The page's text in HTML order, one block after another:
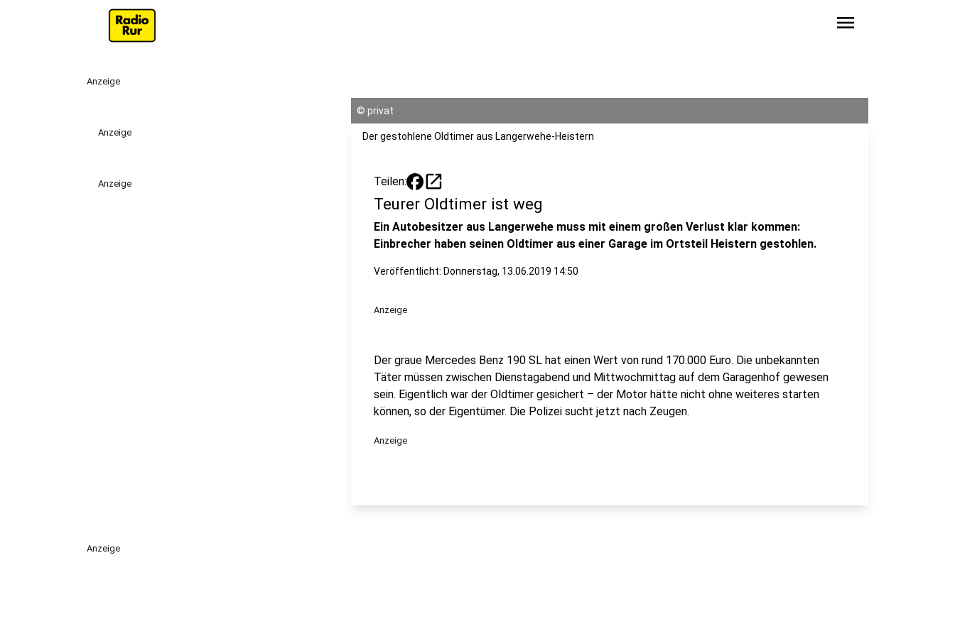
menu
Anzeige
Anzeige
Anzeige
© privat
Der gestohlene Oldtimer aus Langerwehe-Heistern
Teilen: open_in_new
Teurer Oldtimer ist weg
Ein Autobesitzer aus Langerwehe muss mit einem großen Verlust klar kommen:
Einbrecher haben seinen Oldtimer aus einer Garage im Ortsteil Heistern gestohlen.
Veröffentlicht: Donnerstag, 13.06.2019 14:50
Anzeige
Der graue Mercedes Benz 190 SL hat einen Wert von rund 170.000 Euro. Die unbekannten
Täter müssen zwischen Dienstagabend und Mittwochmittag auf dem Garagenhof gewesen
sein. Eigentlich war der Oldtimer gesichert – der Motor hätte nicht ohne weiteres starten
können, so der Eigentümer. Die Polizei sucht jetzt nach Zeugen.
Anzeige
Anzeige